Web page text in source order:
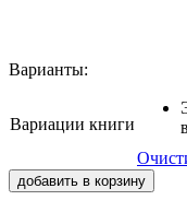
Варианты:
Вариации книги
добавить в корзину